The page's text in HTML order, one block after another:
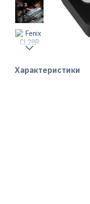
Характеристики